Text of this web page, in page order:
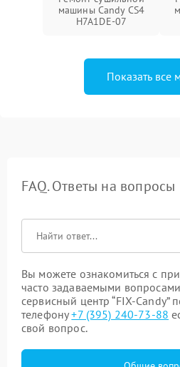
машины Candy CS4
H7A1DE-07
Показать все
FAQ. Ответы на вопросы
Вы можете ознакомиться с
часто задаваемыми
сервисный центр “FIX-Candy”
телефону+7 (395) 240-73-88
свой вопрос.